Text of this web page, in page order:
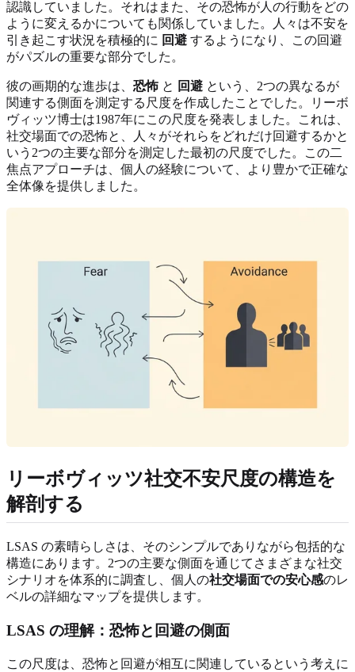
認識していました。それはまた、その恐怖が人の行動をどの
ように変えるかについても関係していました。人々は不安を
引き起こす状況を積極的に 回避 するようになり、この回避
がパズルの重要な部分でした。
彼の画期的な進歩は、 恐怖 と 回避 という、2つの異なるが
関連する側面を測定する尺度を作成したことでした。リーボ
ヴィッツ博士は1987年にこの尺度を発表しました。これは、
社交場面での恐怖と、人々がそれらをどれだけ回避するかと
いう2つの主要な部分を測定した最初の尺度でした。この二
焦点アプローチは、個人の経験について、より豊かで正確な
全体像を提供しました。
リーボヴィッツ社交不安尺度の構造を
解剖する
LSAS の素晴らしさは、そのシンプルでありながら包括的な
構造にあります。2つの主要な側面を通じてさまざまな社交
シナリオを体系的に調査し、個人の社交場面での安心感のレ
ベルの詳細なマップを提供します。
LSAS の理解：恐怖と回避の側面
この尺度は、恐怖と回避が相互に関連しているという考えに